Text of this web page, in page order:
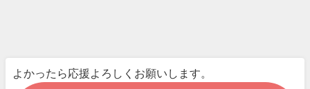
よかったら応援よろしくお願いします。